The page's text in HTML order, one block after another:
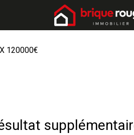
120000€